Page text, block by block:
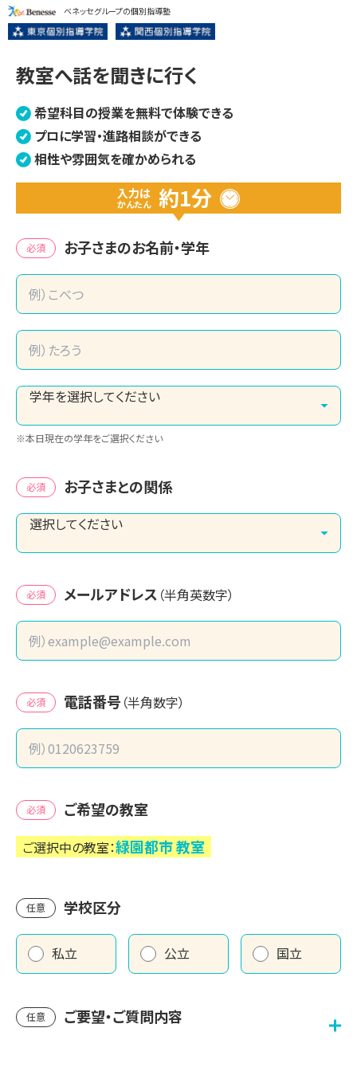
ベネッセグループの個別指導塾
教室へ話を聞きに行く
希望科目の授業を無料で体験できる
プロに学習・進路相談ができる
相性や雰囲気を確かめられる
入力は
かんたん 約1分
必須 お子さまのお名前・学年
※本日現在の学年をご選択ください
必須 お子さまとの関係
必須 メールアドレス （半角英数字）
必須 電話番号 （半角数字）
必須 ご希望の教室
ご選択中の教室：緑園都市教室
任意 学校区分
私立 公立 国立
任意 ご要望・ご質問内容